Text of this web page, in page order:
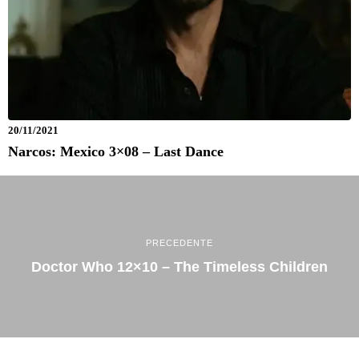
20/11/2021
Narcos: Mexico 3×08 – Last Dance
PRECEDENTE
Doctor Who 12×10 – The Timeless Children